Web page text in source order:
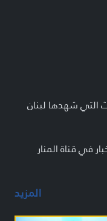
التي شهدها لبنان
في قناة المنار
المزيد